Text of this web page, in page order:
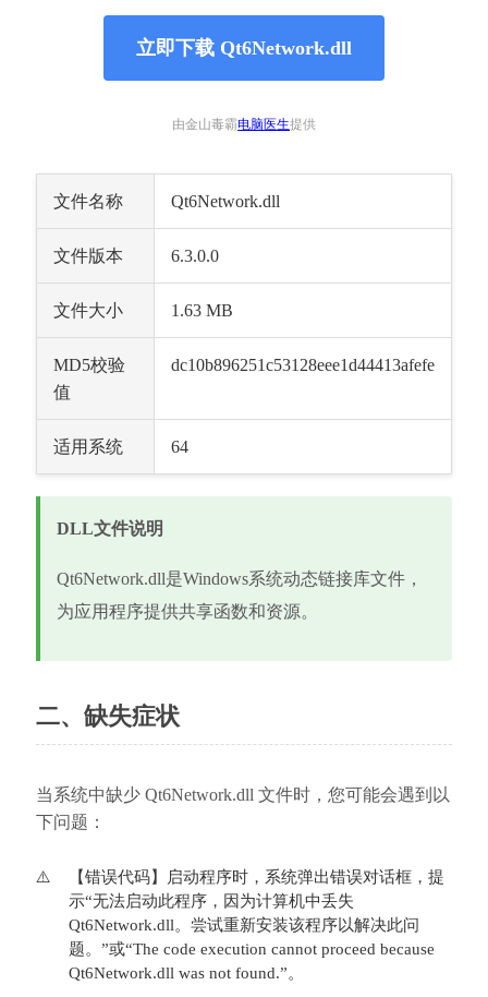
立即下载 Qt6Network.dll
由金山毒霸电脑医生提供
文件名称 Qt6Network.dll
文件版本 6.3.0.0
文件大小 1.63 MB
MD5校验
值
dc10b896251c53128eee1d44413afefe
适用系统 64
DLL文件说明
Qt6Network.dll是Windows系统动态链接库文件，
为应用程序提供共享函数和资源。
二、缺失症状
当系统中缺少 Qt6Network.dll 文件时，您可能会遇到以
下问题：
【错误代码】启动程序时，系统弹出错误对话框，提
示“无法启动此程序，因为计算机中丢失
Qt6Network.dll。尝试重新安装该程序以解决此问
题。”或“The code execution cannot proceed because
Qt6Network.dll was not found.”。